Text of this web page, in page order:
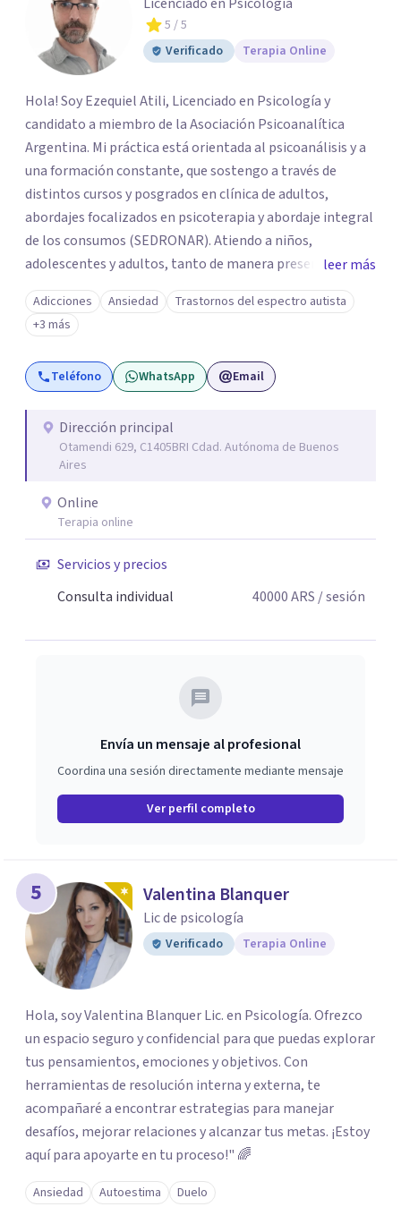
5 / 5
Verificado
Terapia Online
Hola! Soy Ezequiel Atili, Licenciado en Psicología y
candidato a miembro de la Asociación Psicoanalítica
Argentina. Mi práctica está orientada al psicoanálisis y a
una formación constante, que sostengo a través de
distintos cursos y posgrados en clínica de adultos,
abordajes focalizados en psicoterapia y abordaje integral
de los consumos (SEDRONAR). Atiendo a niños,
adolescentes y adultos, tanto de manera presencial
como online. Trabajo con distintas problemáticas como
depresión, ataques de pánico, adicciones, trastornos
alimentarios, trastornos del espectro autista (TEA) y
otras situaciones que generan malestar. Entiendo que
cada persona llega con una historia única, por eso el
quien consulta.
leer más
Adicciones Ansiedad
Trastornos del espectro autista
+3 más
Teléfono WhatsApp Email
Dirección principal
Otamendi 629, C1405BRI Cdad. Autónoma de Buenos
Aires
Online
Terapia online
Servicios y precios
Consulta individual
40000ARS / sesión
Envía un mensaje al profesional
Coordina una sesión directamente mediante mensaje
Ver perfil completo
5 Valentina Blanquer
Lic de psicología
Verificado Terapia Online
Hola, soy Valentina Blanquer Lic. en Psicología. Ofrezco
un espacio seguro y confidencial para que puedas explorar
tus pensamientos, emociones y objetivos. Con
herramientas de resolución interna y externa, te
acompañaré a encontrar estrategias para manejar
desafíos, mejorar relaciones y alcanzar tus metas. ¡Estoy
aquí para apoyarte en tu proceso!" 🌈
Ansiedad Autoestima Duelo